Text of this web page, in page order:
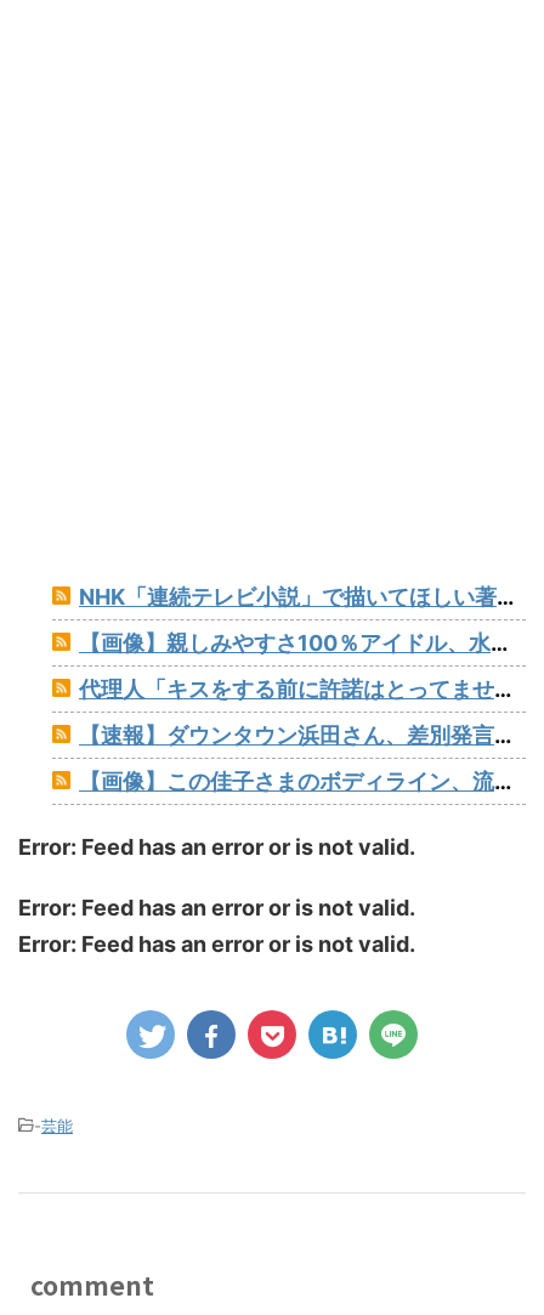
NHK「連続テレビ小説」で描いてほしい著名人【朝ドラ】
【画像】親しみやすさ100％アイドル、水着グラビアでセクシー撮wwwアプガ鍛治島彩、「週刊プレイボーイ」で美スタイルを大解放！！！
代理人「キスをする前に許諾はとってませんね？」ジャンポケ斎藤「今までこれからキスしますなんて宣言することなかったので」
【速報】ダウンタウン浜田さん、差別発言と受け取られる一言で炎上www
【画像】この佳子さまのボディライン、流石にエチエチすぎやろ！
Error: Feed has an error or is not valid.
Error: Feed has an error or is not valid.
Error: Feed has an error or is not valid.
-芸能
comment